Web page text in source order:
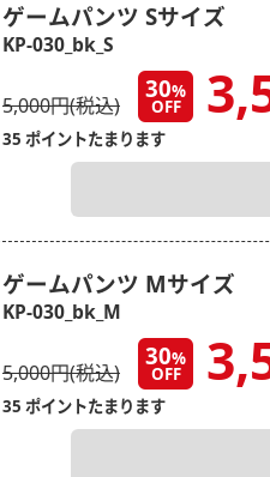
ゲームパンツ Sサイズ
KP-030_bk_S
5,000円(税込)
30%
OFF
35 ポイントたまります
ゲームパンツ Mサイズ
KP-030_bk_M
5,000円(税込)
30%
OFF
35 ポイントたまります